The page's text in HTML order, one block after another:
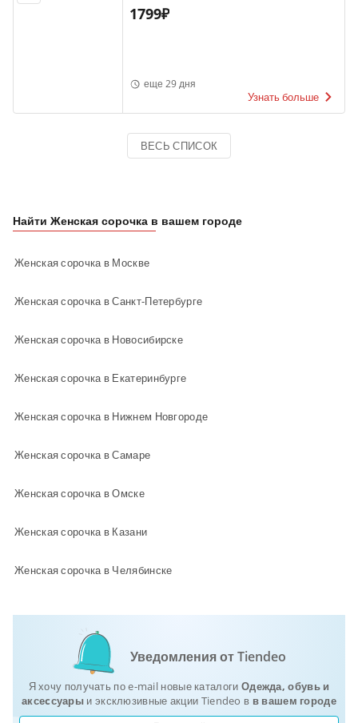
1799₽
еще 29 дня
Узнать больше
ВЕСЬ СПИСОК
Найти Женская сорочка в вашем городе
Женская сорочка в Москве
Женская сорочка в Санкт-Петербурге
Женская сорочка в Новосибирске
Женская сорочка в Екатеринбурге
Женская сорочка в Нижнем Новгороде
Женская сорочка в Самаре
Женская сорочка в Омске
Женская сорочка в Казани
Женская сорочка в Челябинске
Уведомления от Tiendeo
Я хочу получать по e-mail новые каталоги Одежда, обувь и
аксеcсуары и эксклюзивные акции Tiendeo в в вашем городе